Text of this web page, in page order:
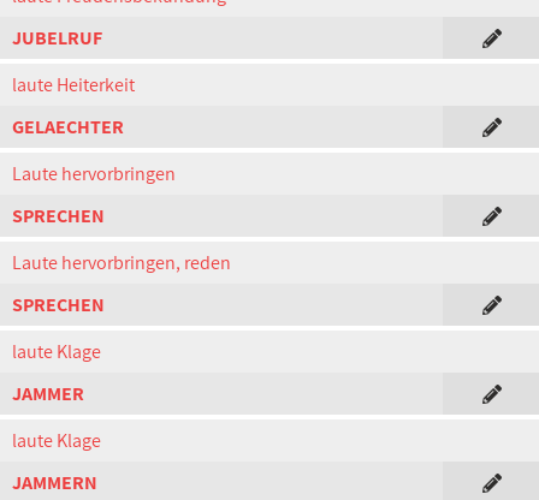
JUBELRUF
laute Heiterkeit
GELAECHTER
Laute hervorbringen
SPRECHEN
Laute hervorbringen, reden
SPRECHEN
laute Klage
JAMMER
laute Klage
JAMMERN